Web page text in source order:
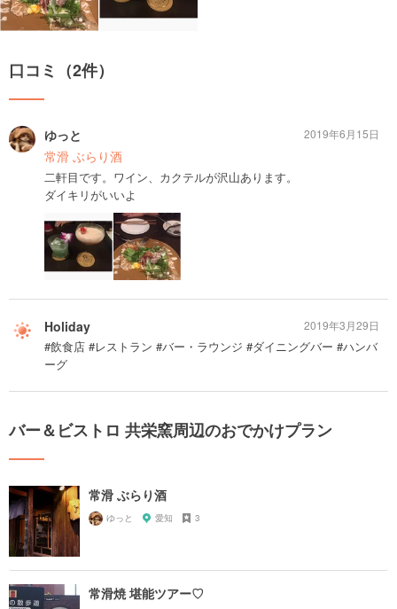
口コミ（2件）
ゆっと
常滑 ぶらり酒
二軒目です。ワイン、カクテルが沢山あります。
ダイキリがいいよ
2019年6月15日
Holiday
#飲食店 #レストラン #バー・ラウンジ #ダイニングバー #ハンバ
ーグ
2019年3月29日
バー＆ビストロ 共栄窯周辺のおでかけプラン
常滑 ぶらり酒
ゆっと 愛知 3
常滑焼 堪能ツアー♡